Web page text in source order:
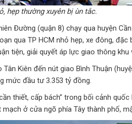
hẹp thường xuyên bị ùn tắc.
Đường (quận 8) chạy qua huyện
qua TP HCM nhỏ hẹp, xe đông,
tiện, giải quyết áp lực giao thông
Kiên đến nút giao Bình Thuận
mức đầu tư 3.353 tỷ đồng.
thiết, cấp bách” trong bối cảnh
ở cửa ngõ phía Tây thành phố,